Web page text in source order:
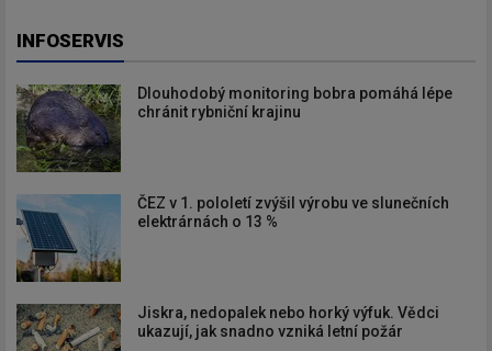
INFOSERVIS
Dlouhodobý monitoring bobra pomáhá lépe
chránit rybniční krajinu
ČEZ v 1. pololetí zvýšil výrobu ve slunečních
elektrárnách o 13 %
Jiskra, nedopalek nebo horký výfuk. Vědci
ukazují, jak snadno vzniká letní požár